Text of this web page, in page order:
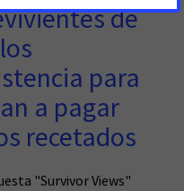
de
para
a pagar
recetados
"Survivor Views"